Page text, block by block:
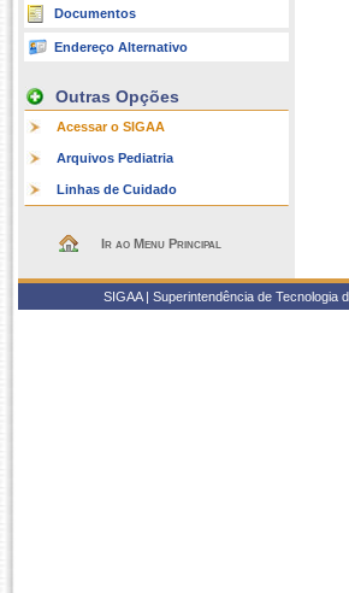
Documentos
Endereço Alternativo
Outras Opções
Acessar o SIGAA
Arquivos Pediatria
Linhas de Cuidado
Ir ao Menu Principal
SIGAA | Superintendência de